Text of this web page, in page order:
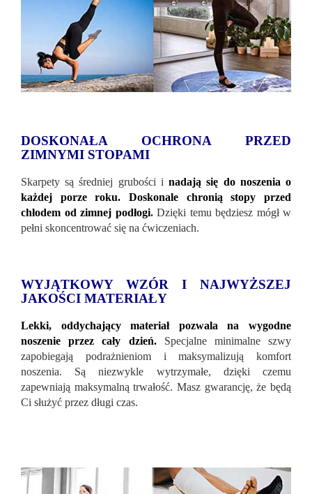
DOSKONAŁA OCHRONA PRZED
ZIMNYMI STOPAMI
Skarpety są średniej grubości inadają się do noszenia o
każdej porze roku. Doskonale chronią stopy przed
chłodem od zimnej podłogi.Dzięki temu będziesz mógł w
pełni skoncentrować się na ćwiczeniach.
WYJĄTKOWY WZÓR I NAJWYŻSZEJ
JAKOŚCI MATERIAŁY
Lekki, oddychający materiał pozwala na wygodne
noszenie przez cały dzień.
Specjalne minimalne szwy
zapobiegają podrażnieniom i maksymalizują komfort
noszenia. Są niezwykle wytrzymałe, dzięki czemu
zapewniają maksymalną trwałość. Masz gwarancję, że będą
Ci służyć przez długi czas.